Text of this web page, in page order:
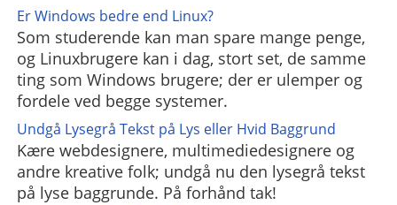
Er Windows bedre end Linux?
Som studerende kan man spare mange penge,
og Linuxbrugere kan i dag, stort set, de samme
ting som Windows brugere; der er ulemper og
fordele ved begge systemer.
Undgå Lysegrå Tekst på Lys eller Hvid Baggrund
Kære webdesignere, multimediedesignere og
andre kreative folk; undgå nu den lysegrå tekst
på lyse baggrunde. På forhånd tak!